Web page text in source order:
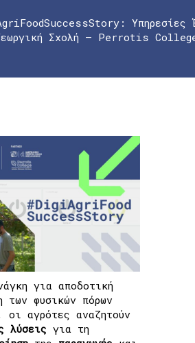
Υπηρεσίες
Σχολή – Perrotis
για αποδοτική
των φυσικών πόρων
οι αγρότες αναζητούν
λύσεις για τη